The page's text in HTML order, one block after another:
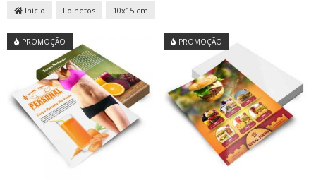
Início Folhetos 10x15 cm
PROMOÇÃO PROMOÇÃO